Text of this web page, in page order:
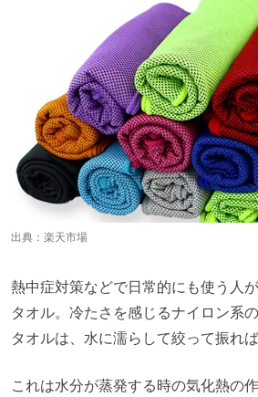
出典：楽天市場
熱中症対策などで日常的にも使う人
タオル。冷たさを感じるナイロン系
タオルは、水に濡らして絞って振れ
これは水分が蒸発する時の気化熱の